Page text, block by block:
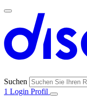
Suchen
1 Login Profil